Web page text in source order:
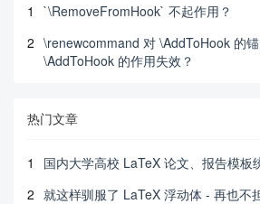
1
`\RemoveFromHook` 不起作用？
2 \renewcommand 对 \AddToHook 的锚
\AddToHook 的作用失效？
热门文章
1
国内大学高校 LaTeX 论文、报告模板
2 就这样驯服了 LaTeX 浮动体 - 再也不